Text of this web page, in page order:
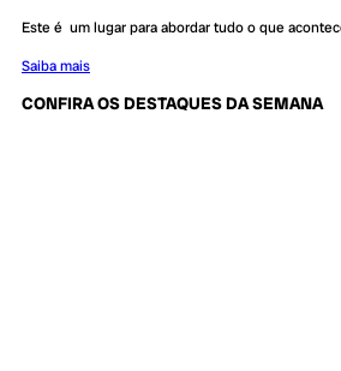
Este é um lugar para abordar tudo o que
Saiba mais
CONFIRA OS DESTAQUES DA SEMANA